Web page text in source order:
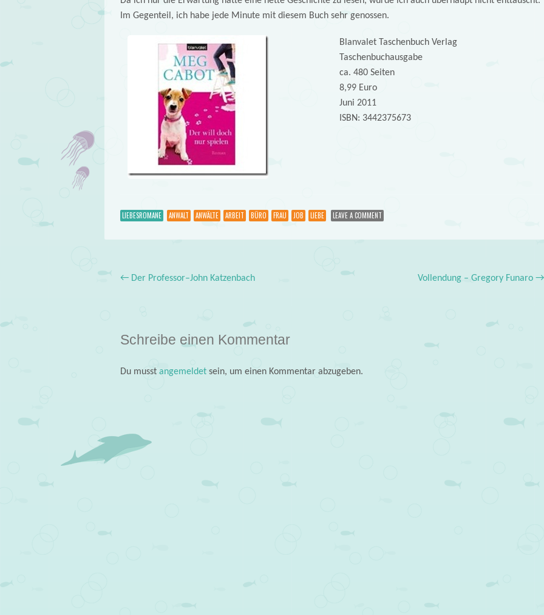
Im Gegenteil, ich habe jede Minute mit diesem Buch sehr genossen.
Blanvalet Taschenbuch Verlag
Taschenbuchausgabe
ca. 480 Seiten
8,99 Euro
Juni 2011
ISBN: 3442375673
LIEBESROMANE ANWALT ANWÄLTE ARBEIT BÜRO FRAU JOB LIEBE LEAVE A COMMENT
Post navigation
←Der Professor–John Katzenbach Vollendung – Gregory Funaro→
Schreibe einen Kommentar
Du musst angemeldetsein, um einen Kommentar abzugeben.